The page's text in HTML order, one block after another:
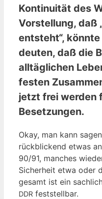
Kontinuität des
Vorstellung, daß
entsteht“,
deuten, daß die
alltäglichen
festen
jetzt frei werden
Besetzungen.
Okay, man kann
rück­bli­ckend etwas
90/91, man­ches
Sicher­heit etwa oder
ge­samt ist ein
DDR feststellbar.